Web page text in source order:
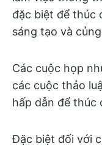
đặc biệt để thúc
sáng tạo và
Các cuộc họp
các cuộc thảo
hấp dẫn để thúc
Đặc biệt đối với